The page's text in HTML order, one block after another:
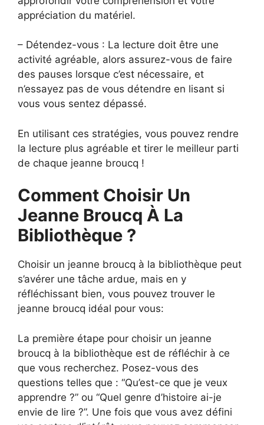
appréciation du matériel.
– Détendez-vous : La lecture doit être une
activité agréable, alors assurez-vous de faire
des pauses lorsque c’est nécessaire, et
n’essayez pas de vous détendre en lisant si
vous vous sentez dépassé.
En utilisant ces stratégies, vous pouvez rendre
la lecture plus agréable et tirer le meilleur parti
de chaque jeanne broucq !
Comment Choisir Un
Jeanne Broucq À La
Bibliothèque ?
Choisir un jeanne broucq à la bibliothèque peut
s’avérer une tâche ardue, mais en y
réfléchissant bien, vous pouvez trouver le
jeanne broucq idéal pour vous:
La première étape pour choisir un jeanne
broucq à la bibliothèque est de réfléchir à ce
que vous recherchez. Posez-vous des
questions telles que : “Qu’est-ce que je veux
apprendre ?” ou “Quel genre d’histoire ai-je
envie de lire ?”. Une fois que vous avez défini